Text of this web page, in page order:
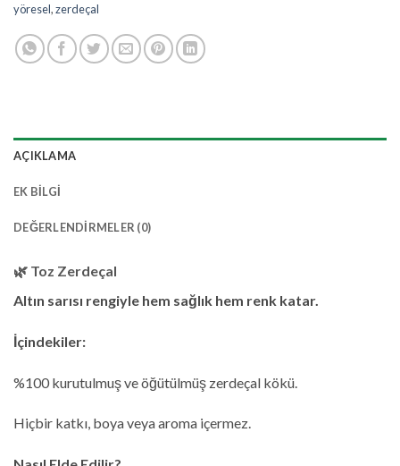
yöresel,zerdeçal
AÇIKLAMA
EK BILGI
DEĞERLENDIRMELER (0)
🌿 Toz Zerdeçal
Altın sarısı rengiyle hem sağlık hem renk katar.
İçindekiler:
%100 kurutulmuş ve öğütülmüş zerdeçal kökü.
Hiçbir katkı, boya veya aroma içermez.